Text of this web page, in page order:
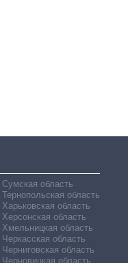
Сумская область
Тернопольская область
Харьковская область
Херсонская область
Хмельницкая область
Черкасская область
Черниговская область
Черновицкая область